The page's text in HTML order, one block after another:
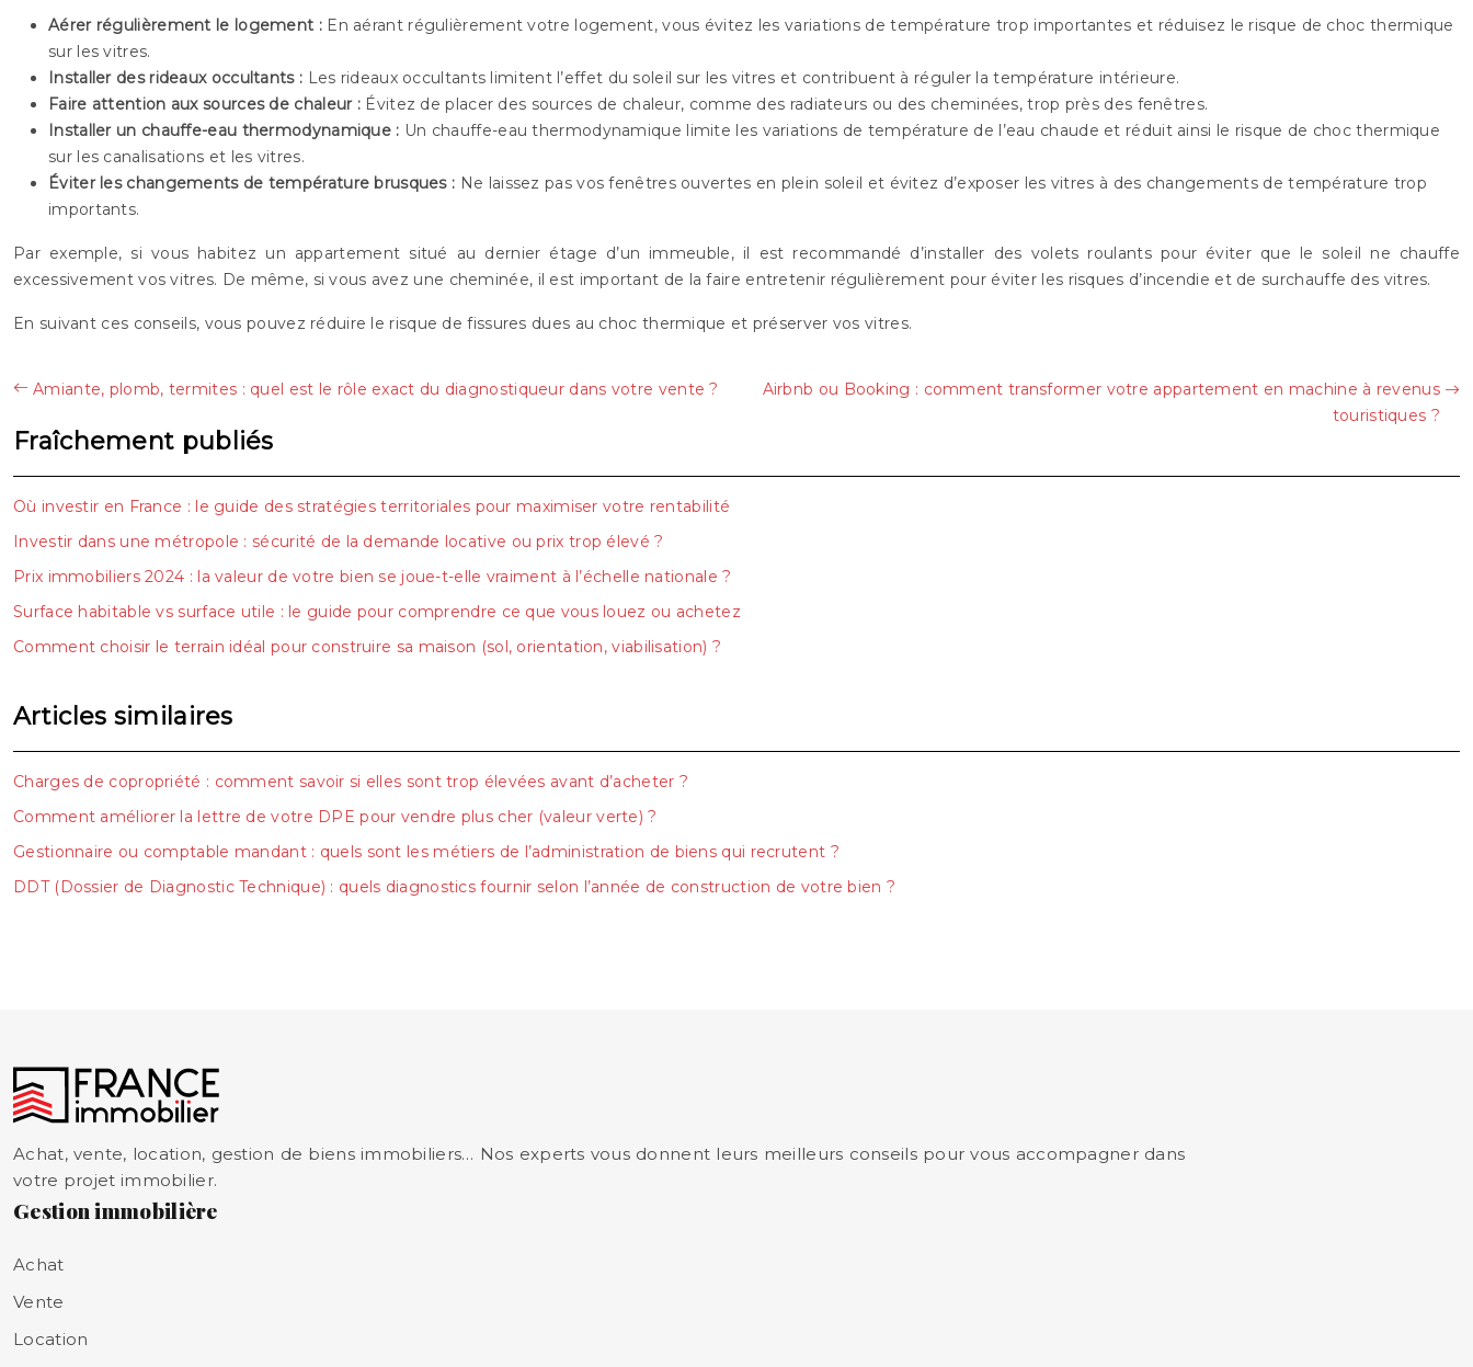
Aérer régulièrement le logement : En aérant régulièrement votre logement, vous évitez les variations de température trop importantes et réduisez le risque de choc thermique
sur les vitres.
Installer des rideaux occultants : Les rideaux occultants limitent l’effet du soleil sur les vitres et contribuent à réguler la température intérieure.
Faire attention aux sources de chaleur : Évitez de placer des sources de chaleur, comme des radiateurs ou des cheminées, trop près des fenêtres.
Installer un chauffe-eau thermodynamique : Un chauffe-eau thermodynamique limite les variations de température de l’eau chaude et réduit ainsi le risque de choc thermique
sur les canalisations et les vitres.
Éviter les changements de température brusques : Ne laissez pas vos fenêtres ouvertes en plein soleil et évitez d’exposer les vitres à des changements de température trop
importants.
Par exemple, si vous habitez un appartement situé au dernier étage d’un immeuble, il est recommandé d’installer des volets roulants pour éviter que le soleil ne chauffe
excessivement vos vitres. De même, si vous avez une cheminée, il est important de la faire entretenir régulièrement pour éviter les risques d’incendie et de surchauffe des vitres.
En suivant ces conseils, vous pouvez réduire le risque de fissures dues au choc thermique et préserver vos vitres.
Amiante, plomb, termites : quel est le rôle exact du diagnostiqueur dans votre vente ?
Airbnb ou Booking : comment transformer votre appartement en machine à revenus
touristiques ?
Fraîchement publiés
Où investir en France : le guide des stratégies territoriales pour maximiser votre rentabilité
Investir dans une métropole : sécurité de la demande locative ou prix trop élevé ?
Prix immobiliers 2024 : la valeur de votre bien se joue-t-elle vraiment à l’échelle nationale ?
Surface habitable vs surface utile : le guide pour comprendre ce que vous louez ou achetez
Comment choisir le terrain idéal pour construire sa maison (sol, orientation, viabilisation) ?
Articles similaires
Charges de copropriété : comment savoir si elles sont trop élevées avant d’acheter ?
Comment améliorer la lettre de votre DPE pour vendre plus cher (valeur verte) ?
Gestionnaire ou comptable mandant : quels sont les métiers de l’administration de biens qui recrutent ?
DDT (Dossier de Diagnostic Technique) : quels diagnostics fournir selon l’année de construction de votre bien ?
Achat, vente, location, gestion de biens immobiliers… Nos experts vous donnent leurs meilleurs conseils pour vous accompagner dans
votre projet immobilier.
Gestion immobilière
Achat
Vente
Location